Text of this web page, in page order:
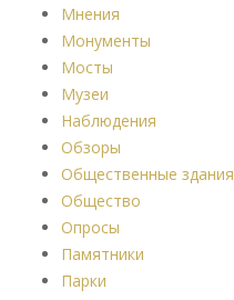
Мнения
Монументы
Мосты
Музеи
Наблюдения
Обзоры
Общественные здания
Общество
Опросы
Памятники
Парки